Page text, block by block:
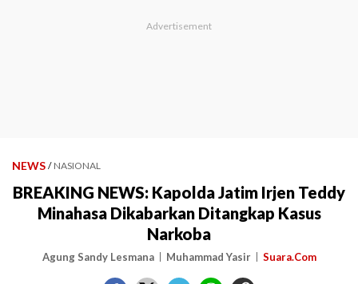
NEWS / NASIONAL
BREAKING NEWS: Kapolda Jatim Irjen Teddy
Minahasa Dikabarkan Ditangkap Kasus
Narkoba
Agung Sandy Lesmana Muhammad Yasir Suara.Com